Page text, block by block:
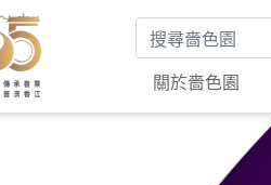
搜尋關鍵字
關於嗇色園